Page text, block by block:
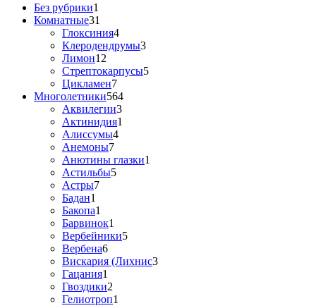
Без рубрики1
Комнатные31
Глоксиния4
Клеродендрумы3
Лимон12
Стрептокарпусы5
Цикламен7
Многолетники564
Аквилегии3
Актинидия1
Алиссумы4
Анемоны7
Анютины глазки1
Астильбы5
Астры7
Бадан1
Бакопа1
Барвинок1
Вербейники5
Вербена6
Вискария (Лихнис3
Гацания1
Гвоздики2
Гелиотроп1